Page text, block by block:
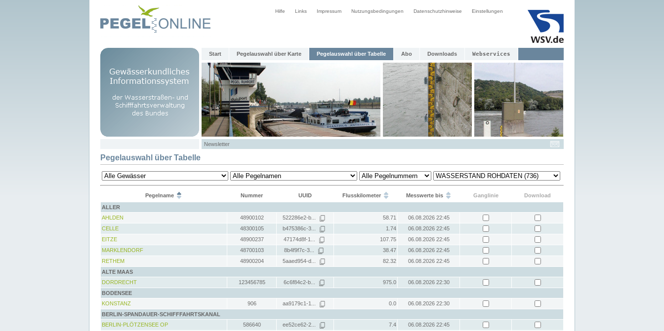
Hilfe Links Impressum Nutzungsbedingungen Datenschutzhinweise Einstellungen
Start Pegelauswahl über Karte Pegelauswahl über Tabelle Abo Downloads Webservices
Newsletter
Pegelauswahl über Tabelle
Pegelname Nummer UUID Flusskilometer Messwerte bis Ganglinie
Download
ALLER
AHLDEN
48900102 522286e2-b... 58.71
06.08.2026 22:45
CELLE
48300105 b475386c-3... 1.74
06.08.2026 22:45
EITZE
48900237 47174d8f-1... 107.75
06.08.2026 22:45
MARKLENDORF
48700103 8b4f9f7c-3... 38.47
06.08.2026 22:45
RETHEM
48900204 5aaed954-d... 82.32
06.08.2026 22:45
ALTE MAAS
DORDRECHT
123456785 6c6f84c2-b... 975.0
06.08.2026 22:30
BODENSEE
KONSTANZ
906 aa9179c1-1... 0.0
06.08.2026 22:30
BERLIN-SPANDAUER-SCHIFFFAHRTSKANAL
BERLIN-PLÖTZENSEE OP
586640 ee52ce62-2... 7.4
06.08.2026 22:45